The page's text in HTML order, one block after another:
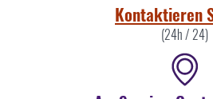
Kontaktieren
(24h / 24)